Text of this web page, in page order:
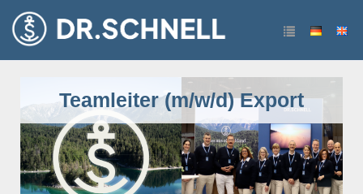
Teamleiter (m/w/d) Export